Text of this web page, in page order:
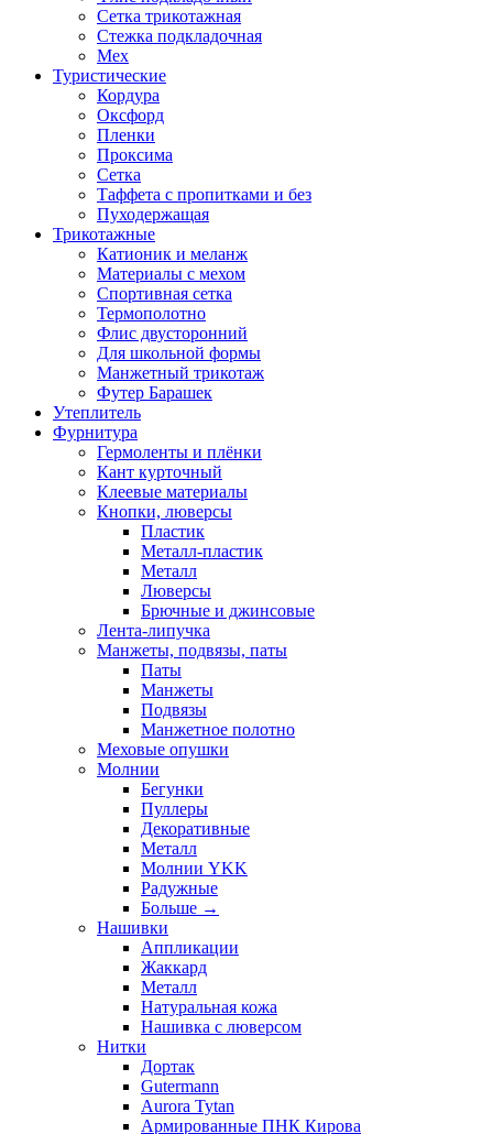
Сетка трикотажная
Стежка подкладочная
Мех
Туристические
Кордура
Оксфорд
Пленки
Проксима
Сетка
Таффета с пропитками и без
Пуходержащая
Трикотажные
Катионик и меланж
Материалы с мехом
Спортивная сетка
Термополотно
Флис двусторонний
Для школьной формы
Манжетный трикотаж
Футер Барашек
Утеплитель
Фурнитура
Гермоленты и плёнки
Кант курточный
Клеевые материалы
Кнопки, люверсы
Пластик
Металл-пластик
Металл
Люверсы
Брючные и джинсовые
Лента-липучка
Манжеты, подвязы, паты
Паты
Манжеты
Подвязы
Манжетное полотно
Меховые опушки
Молнии
Бегунки
Пуллеры
Декоративные
Металл
Молнии YKK
Радужные
Больше →
Нашивки
Аппликации
Жаккард
Металл
Натуральная кожа
Нашивка с люверсом
Нитки
Дортак
Gutermann
Aurora Tytan
Армированные ПНК Кирова